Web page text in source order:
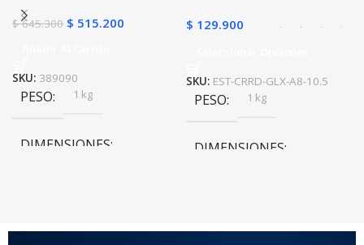
$645.300 $ 515.200
SKU: 389090
PESO 1 kg
DIMENSIONES
$ 129.900
SKU: EST-CRRD-GLX-A8-10.5
PESO 1 kg
DIMENSIONES
COLOR